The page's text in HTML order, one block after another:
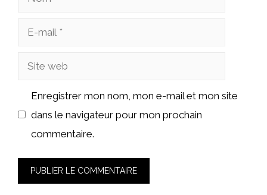
Site
Enregistrer mon nom, mon e-mail et mon site
dans le navigateur pour mon prochain
commentaire.